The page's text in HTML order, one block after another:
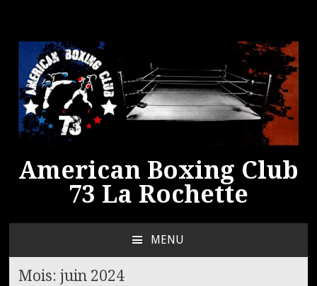
American Boxing Club
73 La Rochette
MENU
CONTENU
Mois: juin 2024